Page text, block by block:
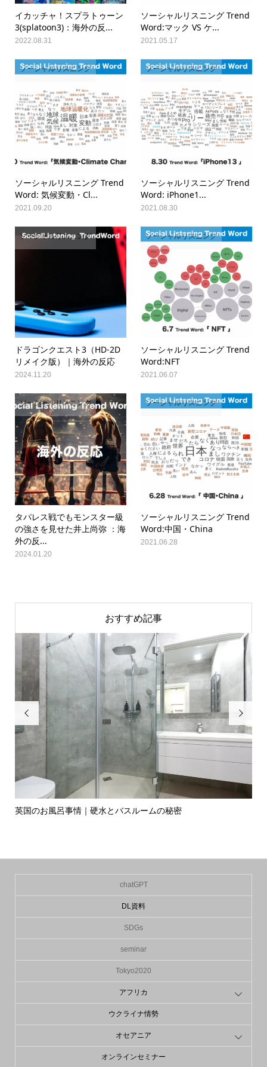
イカッチャ！スプラトゥーン
3(splatoon3)：海外の反...
2022.08.31
ソーシャルリスニング Trend
Word:マック VS ケ...
2021.05.17
ソーシャルリスニング
ソーシャルリスニング Trend
Word: 気候変動・Cl...
2021.09.20
ソーシャルリスニング
ソーシャルリスニング Trend
Word: iPhone1...
2021.08.30
ソーシャルリスニング
ドラゴンクエスト3（HD-2D
リメイク版）｜海外の反応
2024.11.20
ソーシャルリスニング
ソーシャルリスニング Trend
Word:NFT
2021.06.07
ソーシャルリスニング
タパレス戦でもモンスター級
の強さを見せた井上尚弥 ：海
外の反...
2024.01.20
ソーシャルリスニング
ソーシャルリスニング Trend
Word:中国・China
2021.06.28
おすすめ記事

英国のお風呂事情｜硬水とバスルームの秘密

chatGPT
DL資料
SDGs
seminar
Tokyo2020
アフリカ
ウクライナ情勢
オセアニア
オンラインセミナー